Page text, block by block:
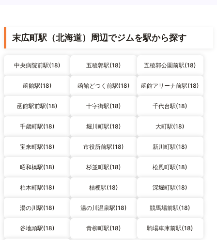
末広町駅（北海道）周辺でジムを駅から探す
中央病院前駅(18) 五稜郭駅(18) 五稜郭公園前駅(18)
函館駅(18) 函館どつく前駅(18) 函館アリーナ前駅(18)
函館駅前駅(18) 十字街駅(18) 千代台駅(18)
千歳町駅(18) 堀川町駅(18) 大町駅(18)
宝来町駅(18) 市役所前駅(18) 新川町駅(18)
昭和橋駅(18) 杉並町駅(18) 松風町駅(18)
柏木町駅(18) 桔梗駅(18) 深堀町駅(18)
湯の川駅(18) 湯の川温泉駅(18) 競馬場前駅(18)
谷地頭駅(18) 青柳町駅(18) 駒場車庫前駅(18)